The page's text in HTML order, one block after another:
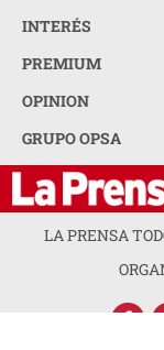
INTERÉS
PREMIUM
OPINION
GRUPO OPSA
LA PRENSA